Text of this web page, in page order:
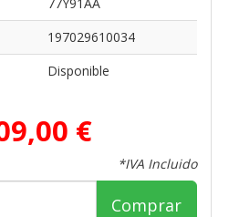
197029610034
Disponible
€
*IVA Incluido
Comprar